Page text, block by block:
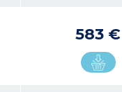
583 €